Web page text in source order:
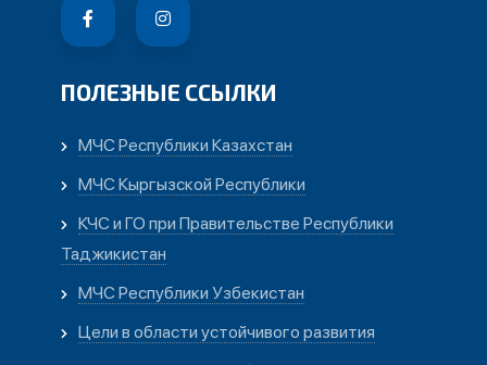
ПОЛЕЗНЫЕ ССЫЛКИ
МЧС Республики Казахстан
МЧС Кыргызской Республики
КЧС и ГО при Правительстве Республики
Таджикистан
МЧС Республики Узбекистан
Цели в области устойчивого развития